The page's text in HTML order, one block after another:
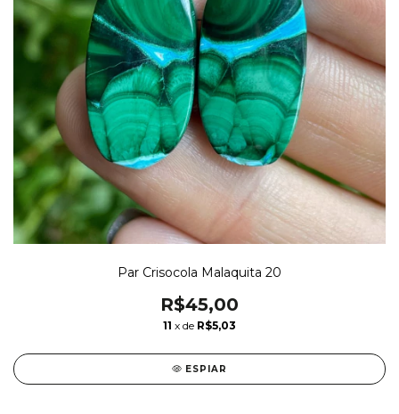
Par Crisocola Malaquita 20
R$45,00
11 x de R$5,03
ESPIAR